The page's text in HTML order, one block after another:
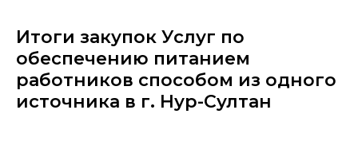
Итоги закупок Услуг по
обеспечению питанием
работников способом из одного
источника в г. Нур-Султан